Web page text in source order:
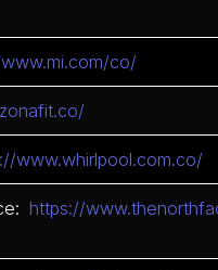
co/
www.whirlpool.com.co/
https://